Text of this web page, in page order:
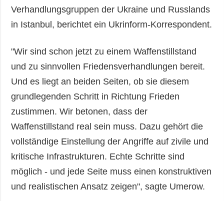
Verhandlungsgruppen der Ukraine und Russlands
in Istanbul, berichtet ein Ukrinform-Korrespondent.
"Wir sind schon jetzt zu einem Waffenstillstand
und zu sinnvollen Friedensverhandlungen bereit.
Und es liegt an beiden Seiten, ob sie diesem
grundlegenden Schritt in Richtung Frieden
zustimmen. Wir betonen, dass der
Waffenstillstand real sein muss. Dazu gehört die
vollständige Einstellung der Angriffe auf zivile und
kritische Infrastrukturen. Echte Schritte sind
möglich - und jede Seite muss einen konstruktiven
und realistischen Ansatz zeigen", sagte Umerow.